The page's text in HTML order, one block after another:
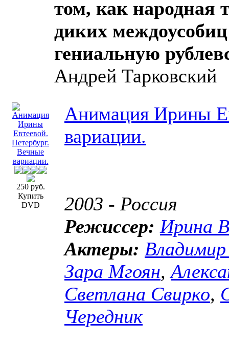
том, как народная
диких
гениальную
Андрей Тарковский
250 руб.
Купить
DVD
Анимация Ирины
вариации.
2003 - Россия
Режиссер: Ирина
Актеры:
Зара Мгоян,
Светлана Свирко,
Чередник